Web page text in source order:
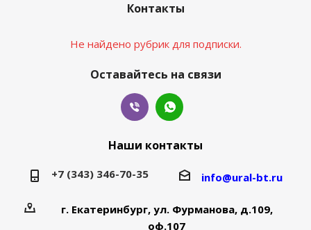
Контакты
Не найдено рубрик для подписки.
Оставайтесь на связи
Наши контакты
+7 (343) 346-70-35 info@ural-bt.ru
г. Екатеринбург, ул. Фурманова, д.109,
оф.107